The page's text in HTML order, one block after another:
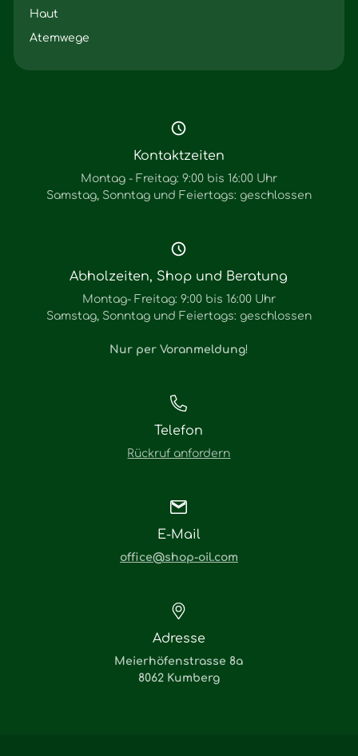
Haut
Atemwege
Kontaktzeiten
Montag - Freitag: 9:00 bis 16:00 Uhr
Samstag, Sonntag und Feiertags: geschlossen
Abholzeiten, Shop und Beratung
Montag- Freitag: 9:00 bis 16:00 Uhr
Samstag, Sonntag und Feiertags: geschlossen
Nur per Voranmeldung!
Telefon
Rückruf anfordern
E-Mail
office@shop-oil.com
Adresse
Meierhöfenstrasse 8a
8062 Kumberg